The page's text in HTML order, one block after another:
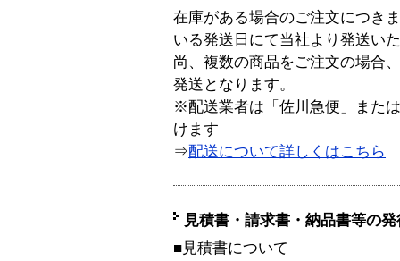
在庫がある場合のご注文につき
いる発送日にて当社より発送い
尚、複数の商品をご注文の場合
発送となります。
※配送業者は「佐川急便」また
けます
⇒配送について詳しくはこちら
見積書・請求書・納品書等の
■見積書について